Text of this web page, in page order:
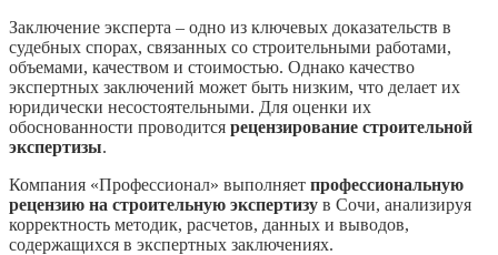
Заключение эксперта – одно из ключевых доказательств в
судебных спорах, связанных со строительными работами,
объемами, качеством и стоимостью. Однако качество
экспертных заключений может быть низким, что делает их
юридически несостоятельными. Для оценки их
обоснованности проводится рецензирование строительной
экспертизы.
Компания «Профессионал» выполняет профессиональную
рецензию на строительную экспертизу в Сочи, анализируя
корректность методик, расчетов, данных и выводов,
содержащихся в экспертных заключениях.